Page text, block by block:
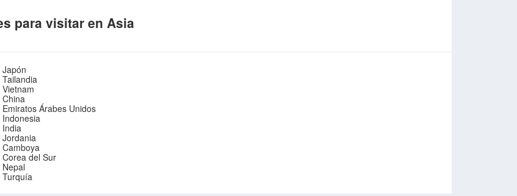
para visitar en Asia
Árabes Unidos
Corea del Sur